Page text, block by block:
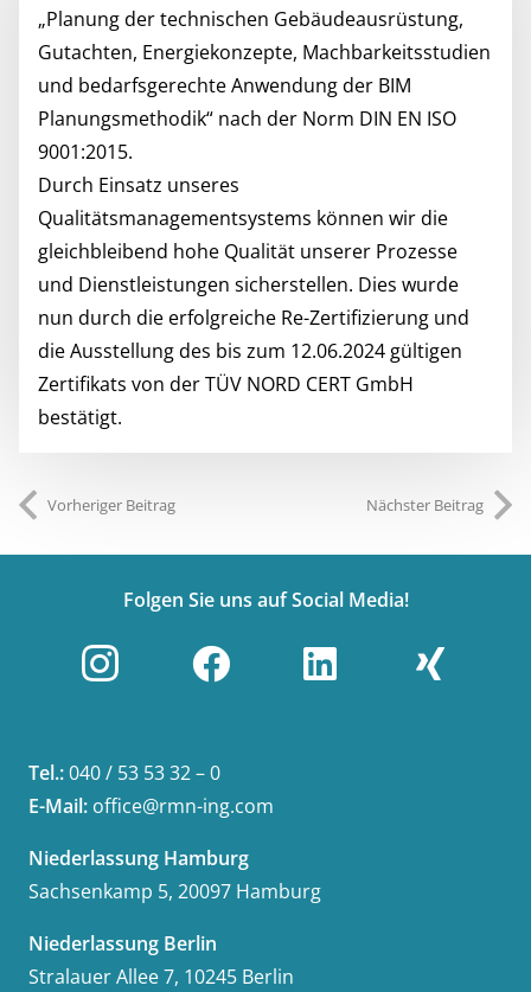
„Planung der technischen Gebäudeausrüstung,
Gutachten, Energiekonzepte, Machbarkeitsstudien
und bedarfsgerechte Anwendung der BIM
Planungsmethodik“ nach der Norm DIN EN ISO
9001:2015.
Durch Einsatz unseres
Qualitätsmanagementsystems können wir die
gleichbleibend hohe Qualität unserer Prozesse
und Dienstleistungen sicherstellen. Dies wurde
nun durch die erfolgreiche Re-Zertifizierung und
die Ausstellung des bis zum 12.06.2024 gültigen
Zertifikats von der TÜV NORD CERT GmbH
bestätigt.
Vorheriger Beitrag Nächster Beitrag
Folgen Sie uns auf Social Media!
Tel.:040 / 53 53 32 – 0
E-Mail: office@rmn-ing.com
Niederlassung Hamburg
Sachsenkamp 5, 20097 Hamburg
Niederlassung Berlin
Stralauer Allee 7, 10245 Berlin